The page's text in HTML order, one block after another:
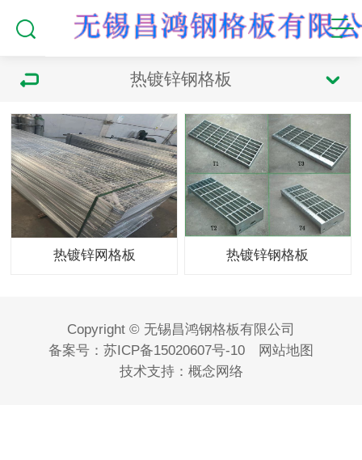
热镀锌钢格板
热镀锌网格板 热镀锌钢格板
Copyright © 无锡昌鸿钢格板有限公司
备案号： 苏ICP备15020607号-10
网站地图
技术支持： 概念网络